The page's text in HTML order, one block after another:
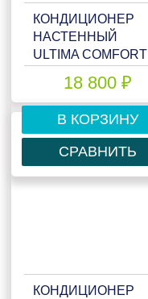
КОНДИЦИОНЕР
НАСТЕННЫЙ
ULTIMA COMFORT
18 800 ₽
В КОРЗИНУ
СРАВНИТЬ
КОНДИЦИОНЕР